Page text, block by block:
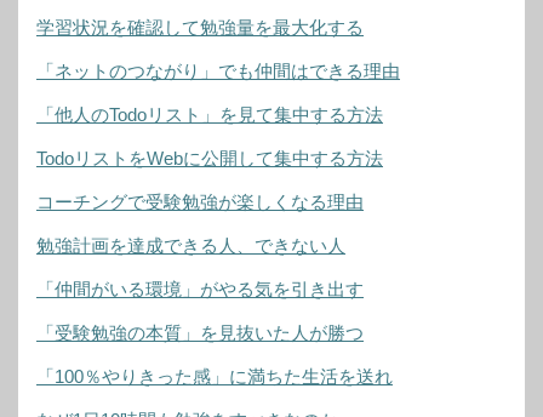
学習状況を確認して勉強量を最大化する
「ネットのつながり」でも仲間はできる理由
「他人のTodoリスト」を見て集中する方法
TodoリストをWebに公開して集中する方法
コーチングで受験勉強が楽しくなる理由
勉強計画を達成できる人、できない人
「仲間がいる環境」がやる気を引き出す
「受験勉強の本質」を見抜いた人が勝つ
「100％やりきった感」に満ちた生活を送れ